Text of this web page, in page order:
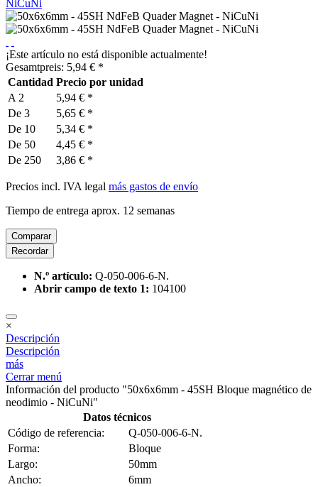
¡Este artículo no está disponible actualmente!
Gesamtpreis: 5,94 € *
Cantidad Precio por unidad
A 2
5,94 € *
De 3
5,65 € *
De 10
5,34 € *
De 50
4,45 € *
De 250 3,86 € *
Precios incl. IVA legal más gastos de envío
Tiempo de entrega aprox. 12 semanas
Comparar
Recordar
N.º artículo: Q-050-006-6-N.
Abrir campo de texto 1: 104100
×
Descripción
Descripción
más
Cerrar menú
Información del producto "50x6x6mm - 45SH Bloque magnético de
neodimio - NiCuNi"
Datos técnicos
Código de referencia:
Q-050-006-6-N.
Forma:
Bloque
Largo:
50mm
Ancho:
6mm